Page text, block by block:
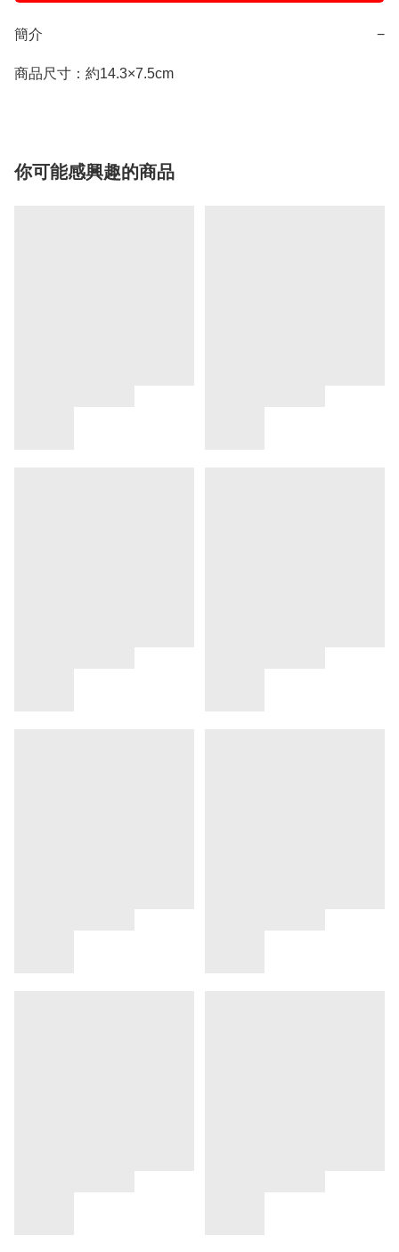
簡介 −
商品尺寸：約14.3×7.5cm
你可能感興趣的商品